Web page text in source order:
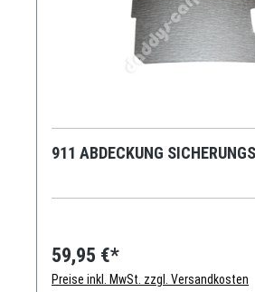
911 ABDECKUNG
59,95 €*
Preise inkl. MwSt. zzgl. Versandkosten